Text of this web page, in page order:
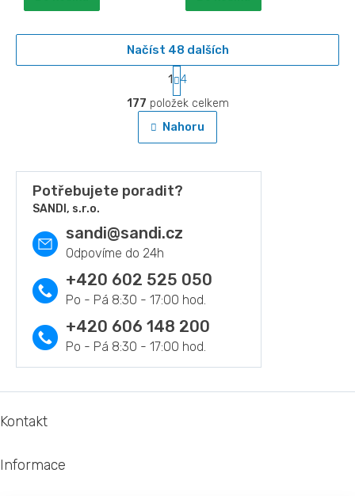
O
v
l
á
a
c
í
r
y
v
ý
p
s
u
Načíst 48 dalších
S
t
r
á
n
k
v
á
1
4
177 položek celkem
Nahoru
Potřebujete poradit?
SANDI, s.r.o.
sandi@sandi.cz
+420 602 525 050
+420 606 148 200
á
t
Kontakt
Informace